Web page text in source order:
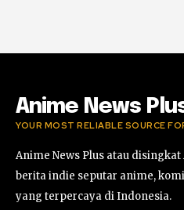
#gaming #horor
Anime News
YOUR MOST RELIABLE SOURCE
Anime News Plus atau disingkat
berita indie seputar anime,
yang terpercaya di Indonesia.